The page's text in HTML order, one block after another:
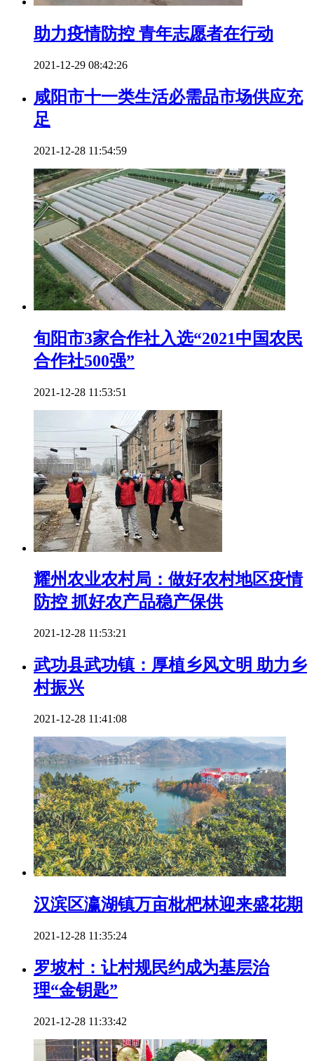
助力疫情防控 青年志愿者在行动
2021-12-29 08:42:26
咸阳市十一类生活必需品市场供应充
足
2021-12-28 11:54:59
旬阳市3家合作社入选“2021中国农民
合作社500强”
2021-12-28 11:53:51
耀州农业农村局：做好农村地区疫情
防控 抓好农产品稳产保供
2021-12-28 11:53:21
武功县武功镇：厚植乡风文明 助力乡
村振兴
2021-12-28 11:41:08
汉滨区瀛湖镇万亩枇杷林迎来盛花期
2021-12-28 11:35:24
罗坡村：让村规民约成为基层治
理“金钥匙”
2021-12-28 11:33:42